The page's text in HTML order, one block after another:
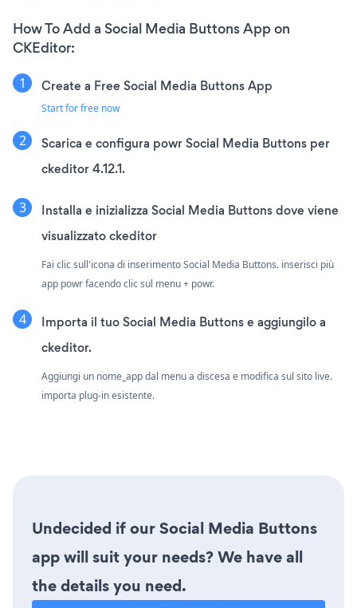
How To Add a Social Media Buttons App on
CKEditor:
Create a Free Social Media Buttons App
Start for free now
Scarica e configura powr Social Media Buttons per
ckeditor 4.12.1.
Installa e inizializza Social Media Buttons dove viene
visualizzato ckeditor
Fai clic sull'icona di inserimento Social Media Buttons. inserisci più
app powr facendo clic sul menu + powr.
Importa il tuo Social Media Buttons e aggiungilo a
ckeditor.
Aggiungi un nome_app dal menu a discesa e modifica sul sito live.
importa plug-in esistente.
Undecided if our Social Media Buttons
app will suit your needs? We have all
the details you need.